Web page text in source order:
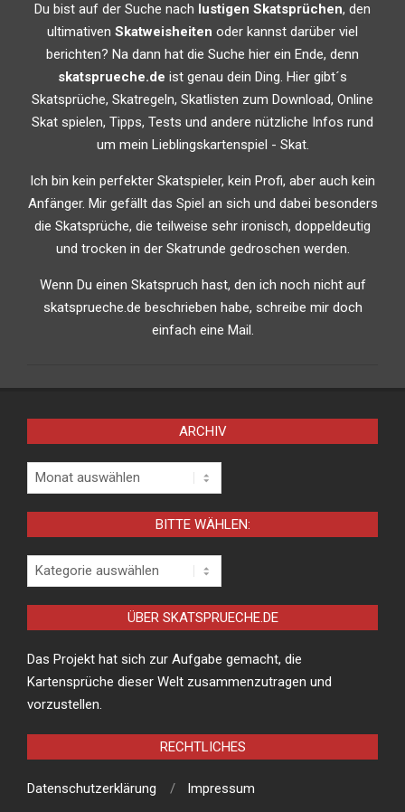
Du bist auf der Suche nach lustigen Skatsprüchen, den
ultimativen Skatweisheiten oder kannst darüber viel
berichten? Na dann hat die Suche hier ein Ende, denn
skatsprueche.de ist genau dein Ding. Hier gibt´s
Skatsprüche, Skatregeln, Skatlisten zum Download, Online
Skat spielen, Tipps, Tests und andere nützliche Infos rund
um mein Lieblingskartenspiel - Skat.
Ich bin kein perfekter Skatspieler, kein Profi, aber auch kein
Anfänger. Mir gefällt das Spiel an sich und dabei besonders
die Skatsprüche, die teilweise sehr ironisch, doppeldeutig
und trocken in der Skatrunde gedroschen werden.
Wenn Du einen Skatspruch hast, den ich noch nicht auf
skatsprueche.de beschrieben habe, schreibe mir doch
einfach eine Mail.
ARCHIV
Archiv
BITTE WÄHLEN:
Bitte
wählen:
ÜBER SKATSPRUECHE.DE
Das Projekt hat sich zur Aufgabe gemacht, die
Kartensprüche dieser Welt zusammenzutragen und
vorzustellen.
RECHTLICHES
Datenschutzerklärung Impressum